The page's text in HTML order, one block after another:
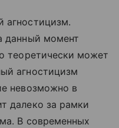
агностицизм.
данный момент
теоретически может
агностицизм
невозможно в
далеко за рамки
В современных